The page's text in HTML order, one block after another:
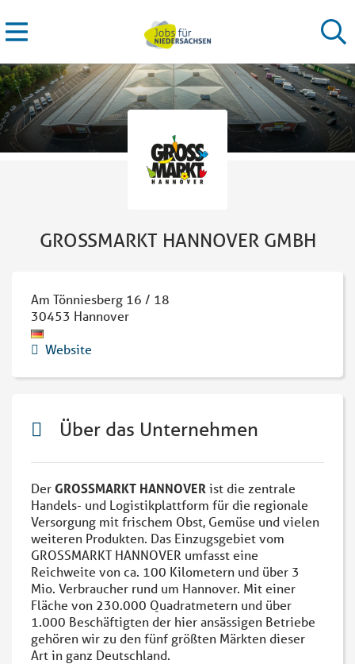
GROSSMARKT HANNOVER GMBH
Am Tönniesberg 16 / 18
30453 Hannover
Website
Über das Unternehmen
DerGROSSMARKT HANNOVER ist die zentrale
Handels- und Logistikplattform für die regionale
Versorgung mit frischem Obst, Gemüse und vielen
weiteren Produkten. Das Einzugsgebiet vom
GROSSMARKT HANNOVER umfasst eine
Reichweite von ca. 100 Kilometern und über 3
Mio. Verbraucher rund um Hannover. Mit einer
Fläche von 230.000 Quadratmetern und über
1.000 Beschäftigten der hier ansässigen Betriebe
gehören wir zu den fünf größten Märkten dieser
Art in ganz Deutschland.